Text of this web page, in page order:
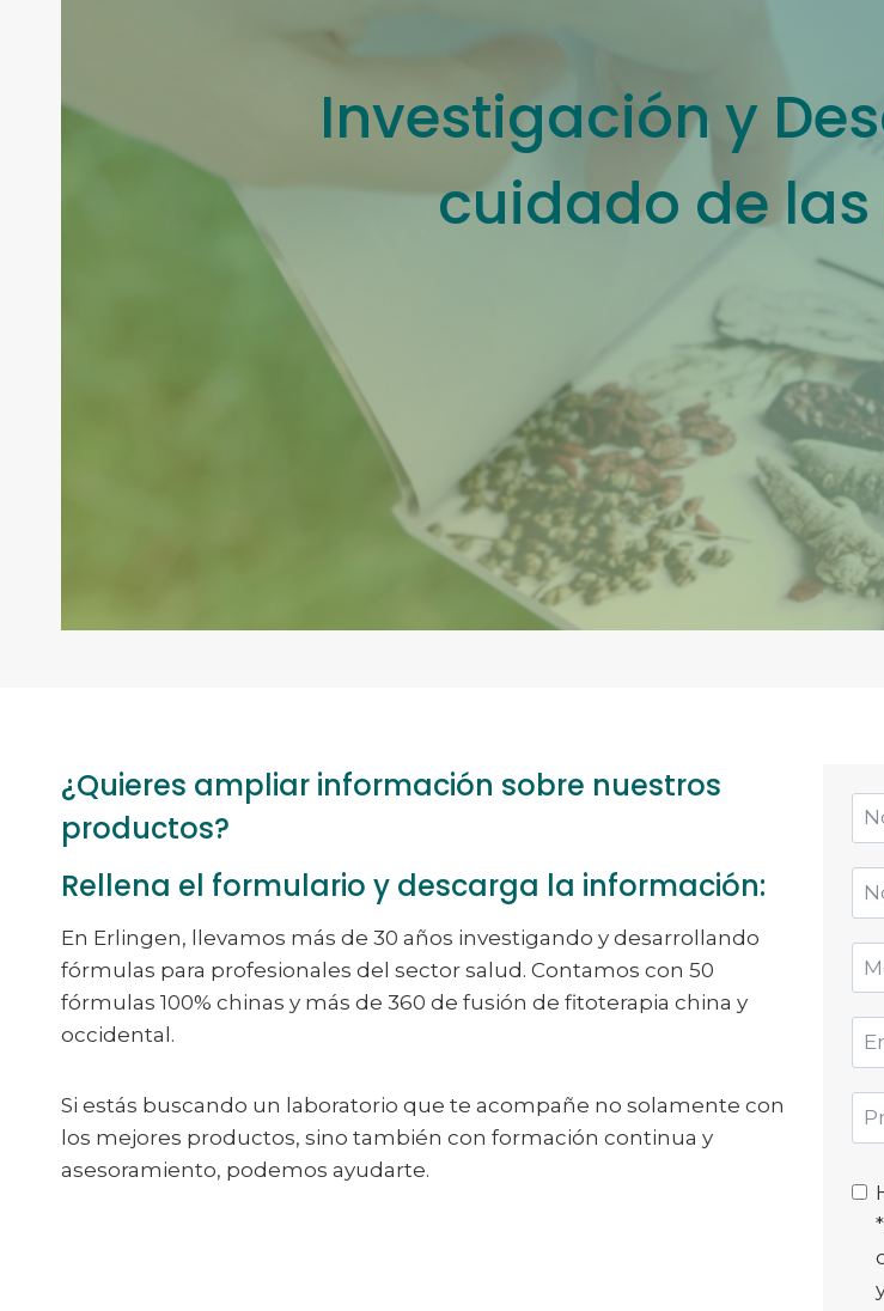
Investigación y
cuidado de las
¿Quieres ampliar información sobre nuestros
productos?
Rellena el formulario y descarga la información:
En Erlingen, llevamos más de 30 años investigando y desarrollando
fórmulas para profesionales del sector salud. Contamos con 50
fórmulas 100% chinas y más de 360 de fusión de fitoterapia china y
occidental.
Si estás buscando un laboratorio que te acompañe no solamente con
los mejores productos, sino también con formación continua y
asesoramiento, podemos ayudarte.